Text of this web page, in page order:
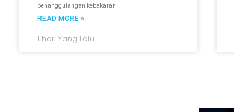
penanggulangan kebakaran
READ MORE »
1 hari Yang Lalu